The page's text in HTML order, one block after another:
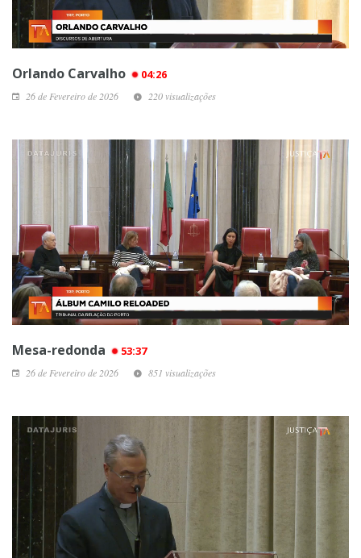
Orlando Carvalho 04:26
26 de Fevereiro de 2026 220 visualizações
Mesa-redonda 53:37
26 de Fevereiro de 2026 851 visualizações